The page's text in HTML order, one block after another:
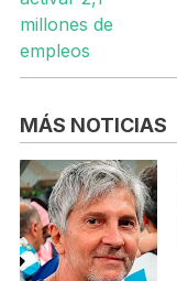
MÁS NOTICIAS